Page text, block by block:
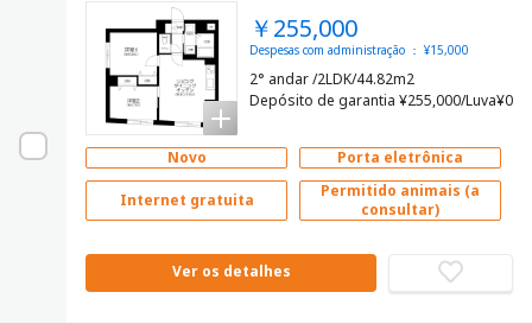
￥255,000
Despesas com administração ： ¥15,000
2° andar /2LDK/44.82m2
Depósito de garantia ¥255,000/Luva¥0
Novo Porta eletrônica
Internet gratuita
Permitido animais (a
consultar)
Ver os detalhes